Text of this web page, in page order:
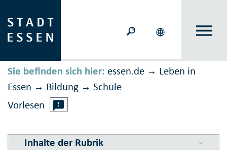
Sie befinden sich hier: essen.de → Leben in
Essen → Bildung → Schule
Vorlesen
Inhalte der Rubrik